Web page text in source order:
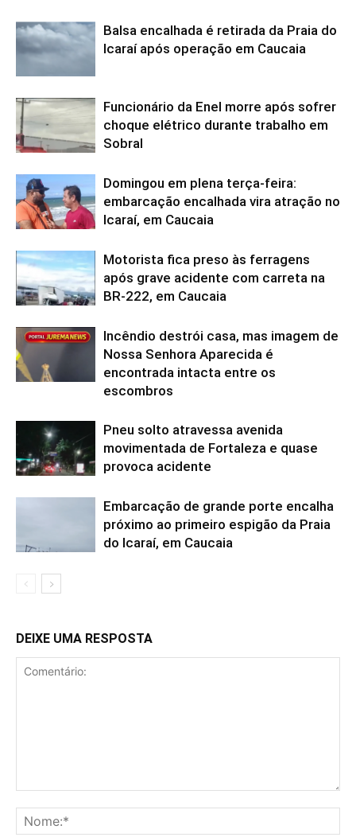
Balsa encalhada é retirada da Praia do
Icaraí após operação em Caucaia
Funcionário da Enel morre após sofrer
choque elétrico durante trabalho em
Sobral
Domingou em plena terça-feira:
embarcação encalhada vira atração no
Icaraí, em Caucaia
Motorista fica preso às ferragens
após grave acidente com carreta na
BR-222, em Caucaia
Incêndio destrói casa, mas imagem de
Nossa Senhora Aparecida é
encontrada intacta entre os
escombros
Pneu solto atravessa avenida
movimentada de Fortaleza e quase
provoca acidente
Embarcação de grande porte encalha
próximo ao primeiro espigão da Praia
do Icaraí, em Caucaia
DEIXE UMA RESPOSTA